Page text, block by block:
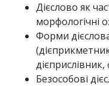
Дієслово як
морфологічні
Форми
Безособові